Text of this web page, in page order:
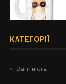
КАТЕГОРІЇ
Вагітність